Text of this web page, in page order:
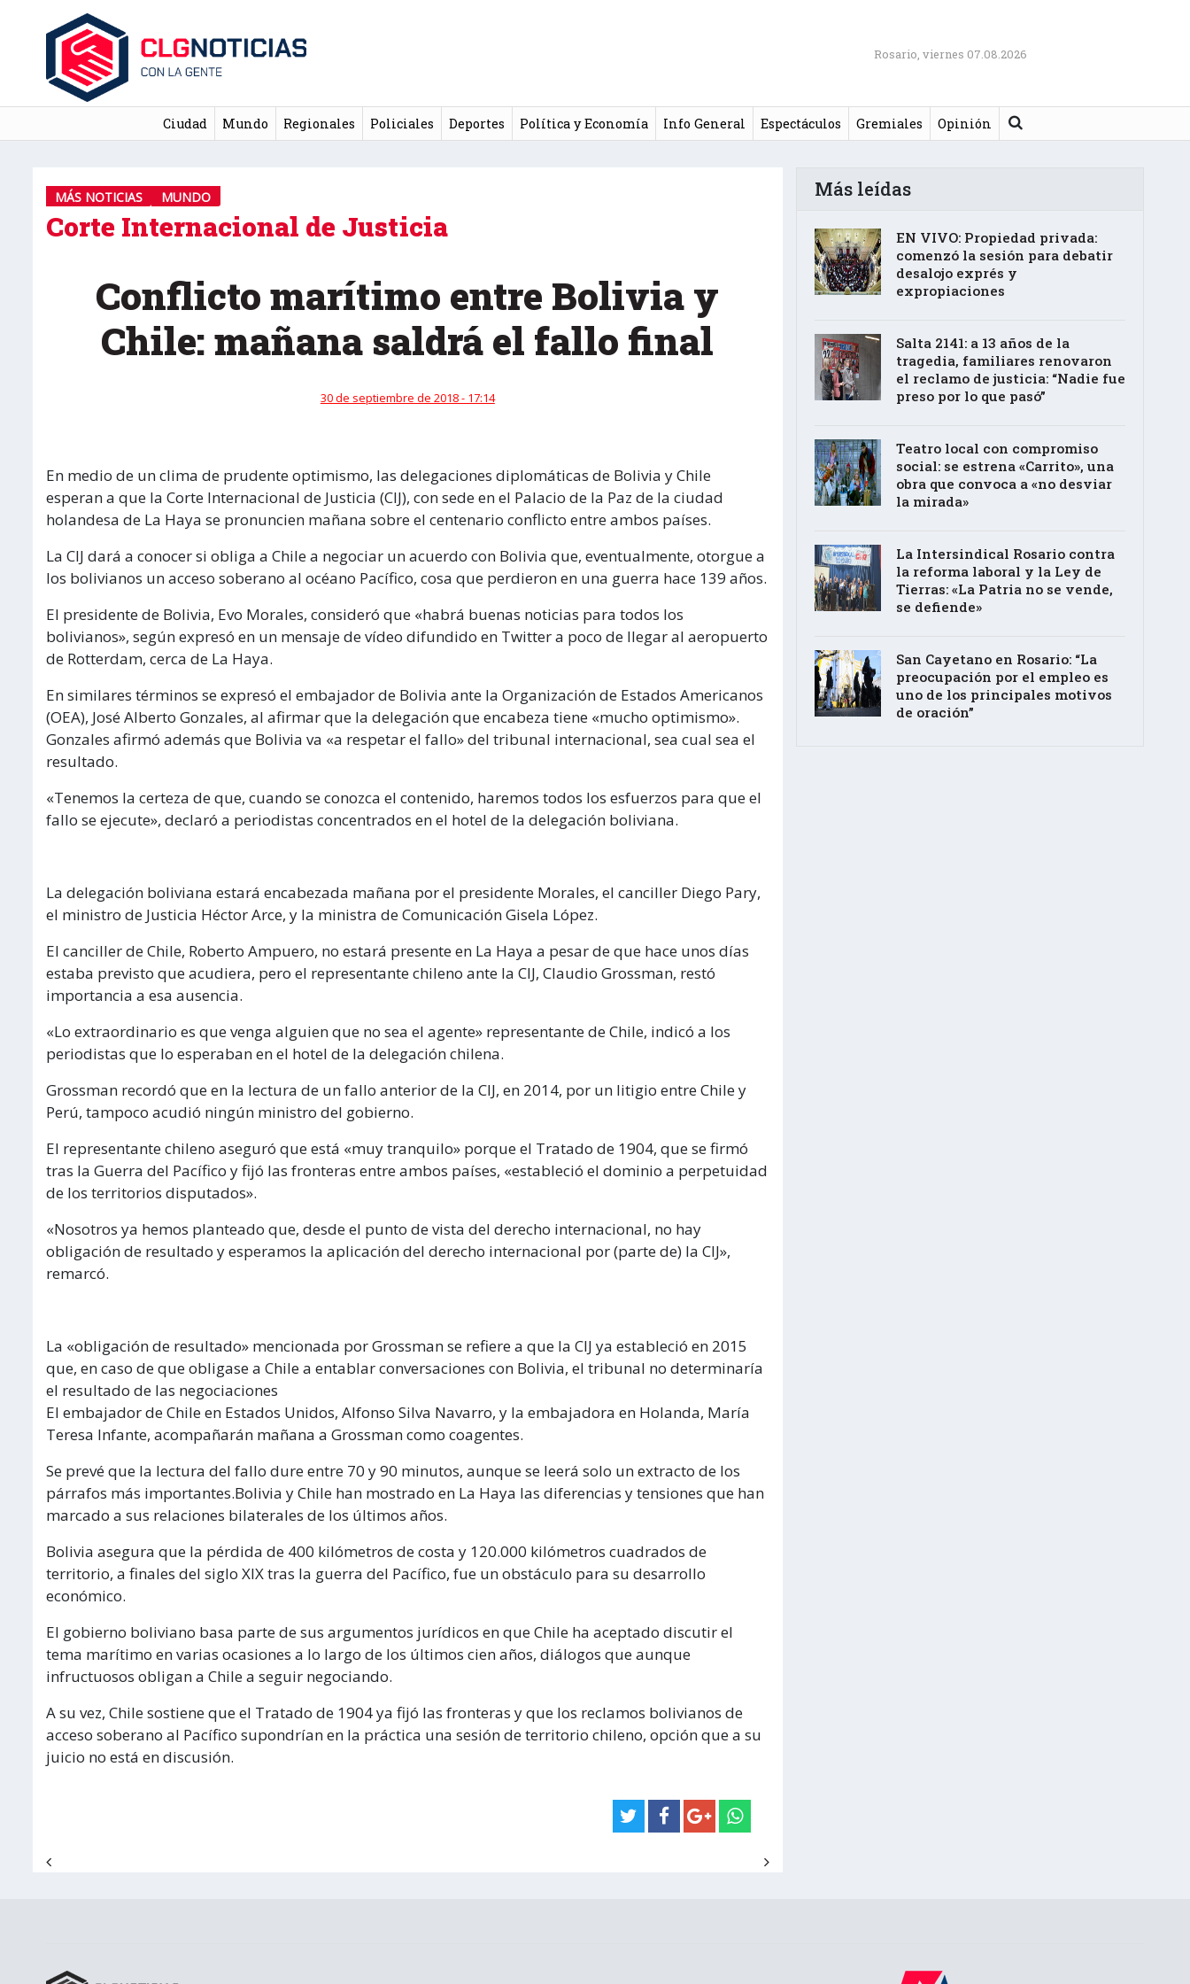
Rosario, viernes 07.08.2026
Ciudad Mundo Regionales Policiales Deportes Política y Economía Info General Espectáculos Gremiales Opinión Buscar
MÁS NOTICIAS MUNDO
Corte Internacional de Justicia
Conflicto marítimo entre Bolivia y
Chile: mañana saldrá el fallo final
30 de septiembre de 2018 - 17:14
En medio de un clima de prudente optimismo, las delegaciones diplomáticas de Bolivia y Chile
esperan a que la Corte Internacional de Justicia (CIJ), con sede en el Palacio de la Paz de la ciudad
holandesa de La Haya se pronuncien mañana sobre el centenario conflicto entre ambos países.
La CIJ dará a conocer si obliga a Chile a negociar un acuerdo con Bolivia que, eventualmente, otorgue a
los bolivianos un acceso soberano al océano Pacífico, cosa que perdieron en una guerra hace 139 años.
El presidente de Bolivia, Evo Morales, consideró que «habrá buenas noticias para todos los
bolivianos», según expresó en un mensaje de vídeo difundido en Twitter a poco de llegar al aeropuerto
de Rotterdam, cerca de La Haya.
En similares términos se expresó el embajador de Bolivia ante la Organización de Estados Americanos
(OEA), José Alberto Gonzales, al afirmar que la delegación que encabeza tiene «mucho optimismo».
Gonzales afirmó además que Bolivia va «a respetar el fallo» del tribunal internacional, sea cual sea el
resultado.
«Tenemos la certeza de que, cuando se conozca el contenido, haremos todos los esfuerzos para que el
fallo se ejecute», declaró a periodistas concentrados en el hotel de la delegación boliviana.
La delegación boliviana estará encabezada mañana por el presidente Morales, el canciller Diego Pary,
el ministro de Justicia Héctor Arce, y la ministra de Comunicación Gisela López.
El canciller de Chile, Roberto Ampuero, no estará presente en La Haya a pesar de que hace unos días
estaba previsto que acudiera, pero el representante chileno ante la CIJ, Claudio Grossman, restó
importancia a esa ausencia.
«Lo extraordinario es que venga alguien que no sea el agente» representante de Chile, indicó a los
periodistas que lo esperaban en el hotel de la delegación chilena.
Grossman recordó que en la lectura de un fallo anterior de la CIJ, en 2014, por un litigio entre Chile y
Perú, tampoco acudió ningún ministro del gobierno.
El representante chileno aseguró que está «muy tranquilo» porque el Tratado de 1904, que se firmó
tras la Guerra del Pacífico y fijó las fronteras entre ambos países, «estableció el dominio a perpetuidad
de los territorios disputados».
«Nosotros ya hemos planteado que, desde el punto de vista del derecho internacional, no hay
obligación de resultado y esperamos la aplicación del derecho internacional por (parte de) la CIJ»,
remarcó.
La «obligación de resultado» mencionada por Grossman se refiere a que la CIJ ya estableció en 2015
que, en caso de que obligase a Chile a entablar conversaciones con Bolivia, el tribunal no determinaría
el resultado de las negociaciones
El embajador de Chile en Estados Unidos, Alfonso Silva Navarro, y la embajadora en Holanda, María
Teresa Infante, acompañarán mañana a Grossman como coagentes.
Se prevé que la lectura del fallo dure entre 70 y 90 minutos, aunque se leerá solo un extracto de los
párrafos más importantes.Bolivia y Chile han mostrado en La Haya las diferencias y tensiones que han
marcado a sus relaciones bilaterales de los últimos años.
Bolivia asegura que la pérdida de 400 kilómetros de costa y 120.000 kilómetros cuadrados de
territorio, a finales del siglo XIX tras la guerra del Pacífico, fue un obstáculo para su desarrollo
económico.
El gobierno boliviano basa parte de sus argumentos jurídicos en que Chile ha aceptado discutir el
tema marítimo en varias ocasiones a lo largo de los últimos cien años, diálogos que aunque
infructuosos obligan a Chile a seguir negociando.
A su vez, Chile sostiene que el Tratado de 1904 ya fijó las fronteras y que los reclamos bolivianos de
acceso soberano al Pacífico supondrían en la práctica una sesión de territorio chileno, opción que a su
juicio no está en discusión.
Más leídas
EN VIVO: Propiedad privada:
comenzó la sesión para debatir
desalojo exprés y
expropiaciones
Salta 2141: a 13 años de la
tragedia, familiares renovaron
el reclamo de justicia: “Nadie fue
preso por lo que pasó”
Teatro local con compromiso
social: se estrena «Carrito», una
obra que convoca a «no desviar
la mirada»
La Intersindical Rosario contra
la reforma laboral y la Ley de
Tierras: «La Patria no se vende,
se defiende»
San Cayetano en Rosario: “La
preocupación por el empleo es
uno de los principales motivos
de oración”